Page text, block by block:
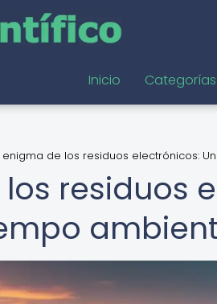
Inicio Categorías
enigma de los residuos electrónicos:
residuos